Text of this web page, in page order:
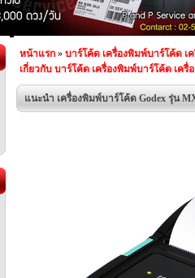
หน้าแรก » บาร์โค้ด เครื่องพิมพ์บาร์โค้ด เ
เกี่ยวกับ บาร์โค้ด เครื่องพิมพ์บาร์โค้ด เครื่
แนะนำ เครื่องพิมพ์บาร์โค้ด Godex รุ่น